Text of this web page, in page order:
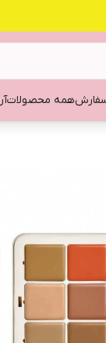
همه محصولات